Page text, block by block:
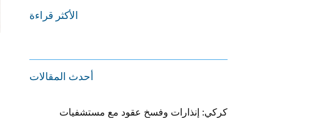
الأكثر قراءة
أحدث المقالات
كركي: إنذارات وفسخ عقود مع مستشفيات